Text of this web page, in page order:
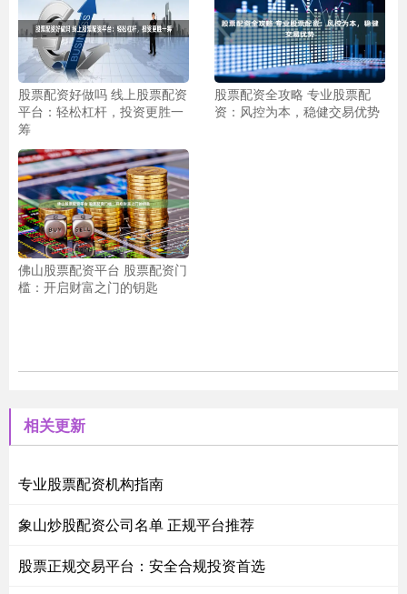
股票配资好做吗 线上股票配资
平台：轻松杠杆，投资更胜一
筹
股票配资全攻略 专业股票配
资：风控为本，稳健交易优势
佛山股票配资平台 股票配资门
槛：开启财富之门的钥匙
相关更新
专业股票配资机构指南
象山炒股配资公司名单 正规平台推荐
股票正规交易平台：安全合规投资首选